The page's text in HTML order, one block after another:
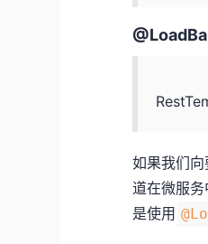
如果我们
道在微服
是使用